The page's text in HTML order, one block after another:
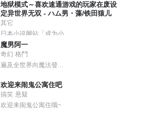
地狱模式～喜欢速通游戏的玩家在废设
定异世界无双 - ハム男・藻/铁田猿儿
其它
日本小说网站「成为小...
魔男阿一
奇幻 格鬥
遍及全世界向魔法發...
欢迎来闹鬼公寓住吧
搞笑 悬疑
欢迎来闹鬼公寓住哦~